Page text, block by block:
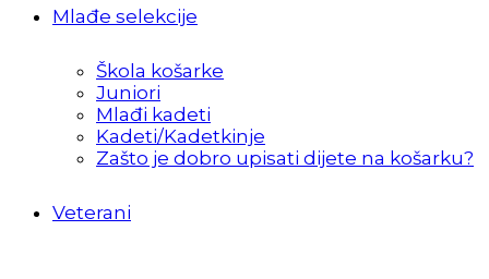
Mlađe selekcije
Škola košarke
Juniori
Mlađi kadeti
Kadeti/Kadetkinje
Zašto je dobro upisati dijete na košarku?
Veterani